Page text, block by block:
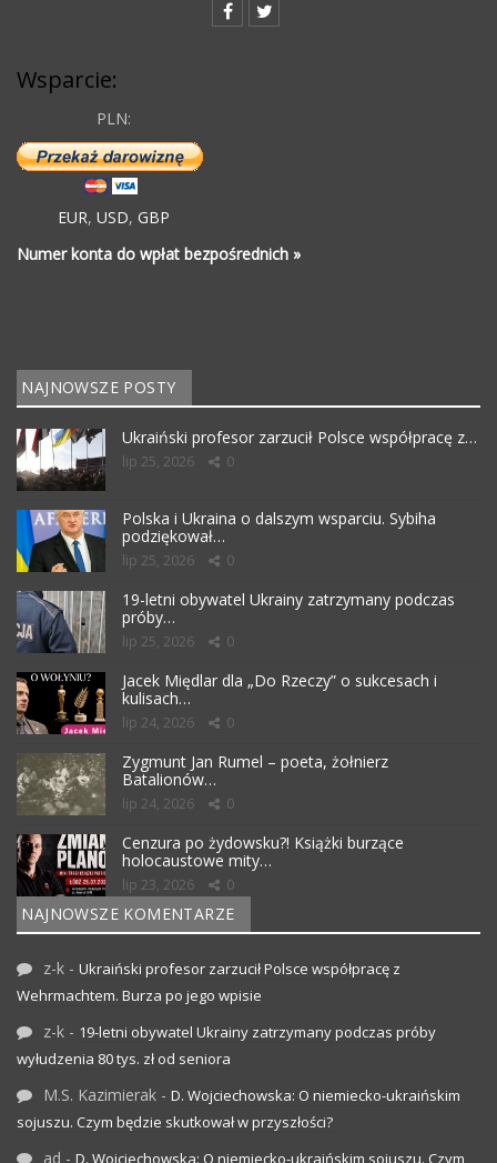
Wsparcie:
PLN:
EUR, USD, GBP
Numer konta do wpłat bezpośrednich »
NAJNOWSZE POSTY
Ukraiński profesor zarzucił Polsce współpracę z…
lip 25, 2026 0
Polska i Ukraina o dalszym wsparciu. Sybiha
podziękował…
lip 25, 2026 0
19-letni obywatel Ukrainy zatrzymany podczas
próby…
lip 25, 2026 0
Jacek Międlar dla „Do Rzeczy” o sukcesach i
kulisach…
lip 24, 2026 0
Zygmunt Jan Rumel – poeta, żołnierz
Batalionów…
lip 24, 2026 0
Cenzura po żydowsku?! Książki burzące
holocaustowe mity…
lip 23, 2026 0
NAJNOWSZE KOMENTARZE
z-k - Ukraiński profesor zarzucił Polsce współpracę z
Wehrmachtem. Burza po jego wpisie
z-k - 19-letni obywatel Ukrainy zatrzymany podczas próby
wyłudzenia 80 tys. zł od seniora
M.S. Kazimierak - D. Wojciechowska: O niemiecko-ukraińskim
sojuszu. Czym będzie skutkował w przyszłości?
ad - D. Wojciechowska: O niemiecko-ukraińskim sojuszu. Czym